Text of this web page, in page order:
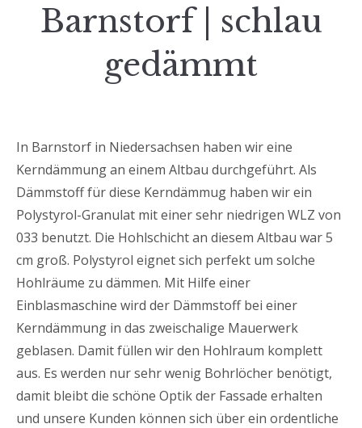
Barnstorf | schlau
gedämmt
In Barnstorf in Niedersachsen haben wir eine
Kerndämmung an einem Altbau durchgeführt. Als
Dämmstoff für diese Kerndämmug haben wir ein
Polystyrol-Granulat mit einer sehr niedrigen WLZ von
033 benutzt. Die Hohlschicht an diesem Altbau war 5
cm groß. Polystyrol eignet sich perfekt um solche
Hohlräume zu dämmen. Mit Hilfe einer
Einblasmaschine wird der Dämmstoff bei einer
Kerndämmung in das zweischalige Mauerwerk
geblasen. Damit füllen wir den Hohlraum komplett
aus. Es werden nur sehr wenig Bohrlöcher benötigt,
damit bleibt die schöne Optik der Fassade erhalten
und unsere Kunden können sich über ein ordentliche